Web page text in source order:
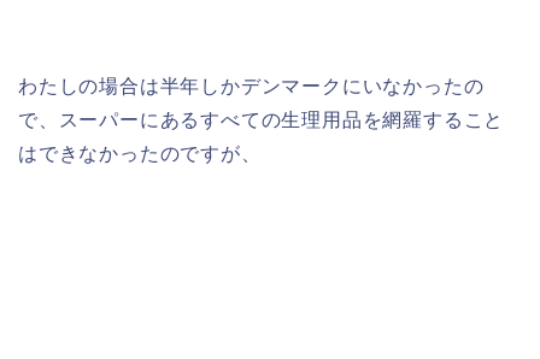
わたしの場合は半年しかデンマークにいなかったの
で、スーパーにあるすべての生理用品を網羅すること
はできなかったのですが、